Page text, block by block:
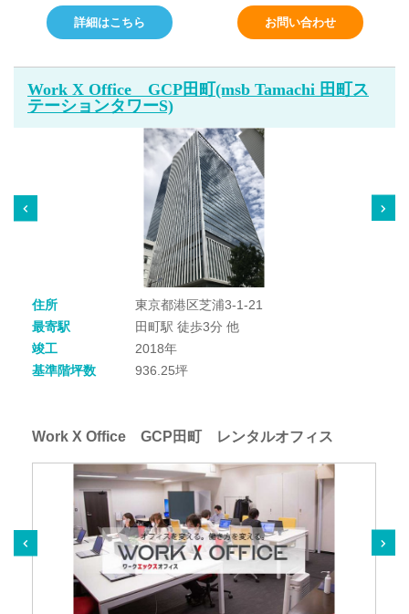
詳細はこちら お問い合わせ
Work X Office GCP田町(msb Tamachi 田町ス
テーションタワーS)
住所
東京都港区芝浦3-1-21
最寄駅
田町駅 徒歩3分 他
竣工
2018年
基準階坪数
936.25坪
Work X Office GCP田町 レンタルオフィス